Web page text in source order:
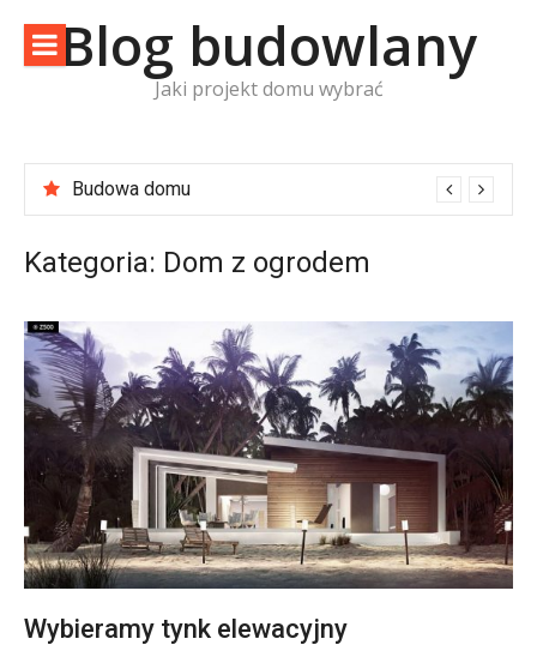
contentBlog budowlany
Jaki projekt domu wybrać
Budowa domu
Usługi biura Z500
Kategoria: Dom z ogrodem
Wybieramy tynk elewacyjny